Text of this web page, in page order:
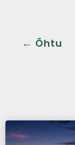
← Õhtu